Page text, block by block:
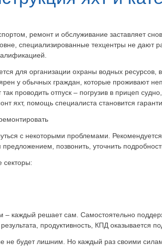
ремонт и обслуживание заставляет
специализированные техцентры не дают
для организации охраны водных ресурсов,
у обычных граждан, которые проживают
проводить отпуск – погрузив в прицеп
яхт, помощь специалиста становится
с некоторыми проблемами. Рекомендуется
позвонить, уточнить
секторы:
– каждый решает сам. Самостоятельно
продуктивность, КПД оказывается
не будет лишним. Но каждый раз своими